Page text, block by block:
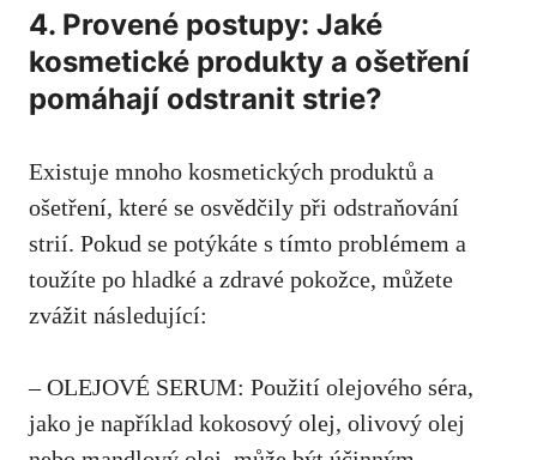
4. Provené postupy: Jaké‍
kosmetické⁣ produkty a ošetření
pomáhají odstranit strie?
Existuje mnoho kosmetických produktů a
ošetření, které se osvědčily při odstraňování
strií. Pokud⁢ se potýkáte s tímto problémem a
toužíte po hladké a zdravé⁢ pokožce, můžete
zvážit následující:
– OLEJOVÉ SERUM: Použití olejového séra,
jako je například kokosový olej, olivový olej